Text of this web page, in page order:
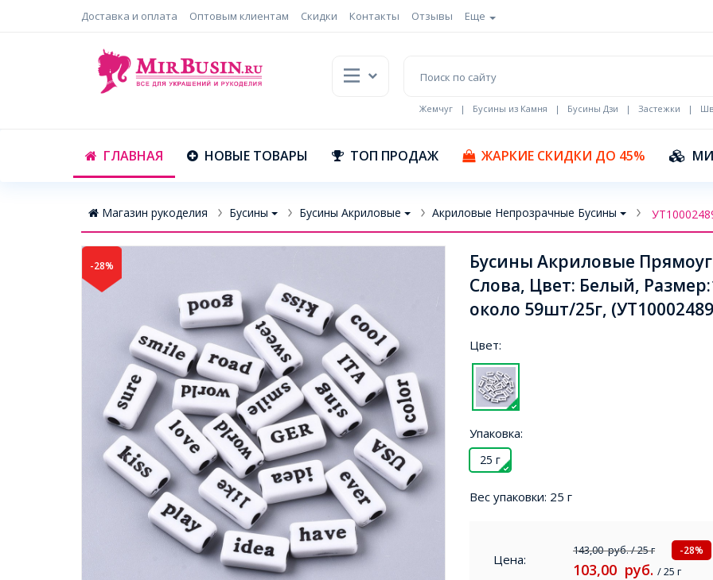
Доставка и оплата Оптовым клиентам Скидки Контакты Отзывы Еще
Жемчуг | Бусины из Камня | Бусины Дзи | Застежки |
ГЛАВНАЯ НОВЫЕ ТОВАРЫ ТОП ПРОДАЖ ЖАРКИЕ СКИДКИ ДО 45%
Магазин рукоделия Бусины Бусины Акриловые Акриловые Непрозрачные Бусины
-28%
Бусины Акриловые
Слова, Цвет: Белый,
около 59шт/25г,
Цвет:
Упаковка:
25 г
Вес упаковки: 25 г
Цена:
143,00руб./ 25 г -28%
103,00 руб. / 25 г